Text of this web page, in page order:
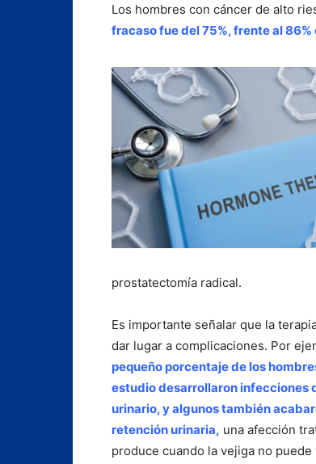
Los hombres con cáncer de alto
fracaso fue del 75%, frente al
prostatectomía radical.
Es importante señalar que la
dar lugar a complicaciones. Por
pequeño porcentaje de los
estudio desarrollaron infecciones
urinario, y algunos también
retención urinaria, una afección
produce cuando la vejiga no